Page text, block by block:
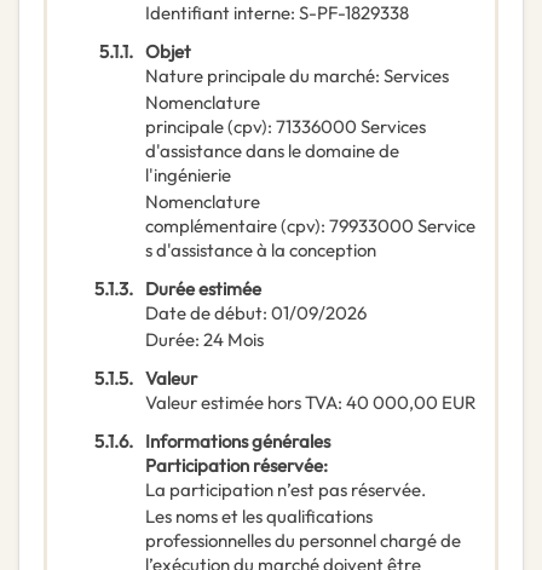
Identifiant interne: S-PF-1829338
5.1.1. Objet
Nature principale du marché: Services
Nomenclature
principale(cpv): 71336000 Services
d'assistance dans le domaine de
l'ingénierie
Nomenclature
complémentaire(cpv): 79933000 Service
s d'assistance à la conception
5.1.3. Durée estimée
Date de début: 01/09/2026
Durée: 24 Mois
5.1.5. Valeur
Valeur estimée hors TVA: 40 000,00 EUR
5.1.6. Informations générales
Participation réservée:
La participation n’est pas réservée.
Les noms et les qualifications
professionnelles du personnel chargé de
l’exécution du marché doivent être